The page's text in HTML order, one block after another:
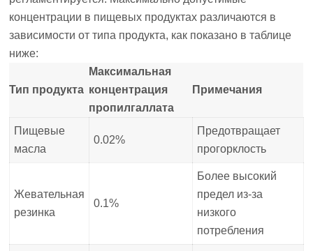
концентрации в пищевых продуктах различаются в
зависимости от типа продукта, как показано в таблице
ниже:
Тип продукта
Максимальная
концентрация
пропилгаллата
Примечания
Пищевые
масла
0.02%
Предотвращает
прогорклость
Жевательная
резинка
0.1%
Более высокий
предел из-за
низкого
потребления